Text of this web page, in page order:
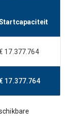
17.377.764
17.377.764